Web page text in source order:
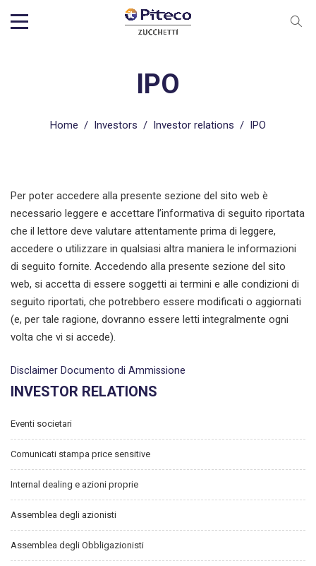
IPO
Home / Investors / Investor relations / IPO
Per poter accedere alla presente sezione del sito web è
necessario leggere e accettare l’informativa di seguito riportata
che il lettore deve valutare attentamente prima di leggere,
accedere o utilizzare in qualsiasi altra maniera le informazioni
di seguito fornite. Accedendo alla presente sezione del sito
web, si accetta di essere soggetti ai termini e alle condizioni di
seguito riportati, che potrebbero essere modificati o aggiornati
(e, per tale ragione, dovranno essere letti integralmente ogni
volta che vi si accede).
Disclaimer Documento di Ammissione
INVESTOR RELATIONS
Eventi societari
Comunicati stampa price sensitive
Internal dealing e azioni proprie
Assemblea degli azionisti
Assemblea degli Obbligazionisti